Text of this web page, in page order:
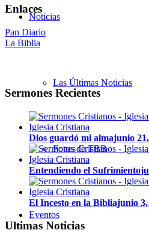
Noticias
Las Últimas Noticias
Fotos de TBB
Eventos
Enlaces
Pan Diario
La Biblia
Sermones Recientes
Dios guardó mi almajunio
Entendiendo el Sufrimiento
El Incesto en la Bibliajunio 3,
Ultimas Noticias